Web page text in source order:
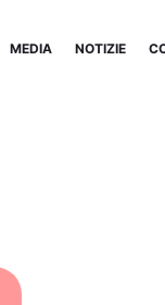
MEDIA NOTIZIE